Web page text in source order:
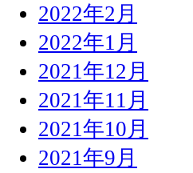
2022年2月
2022年1月
2021年12月
2021年11月
2021年10月
2021年9月